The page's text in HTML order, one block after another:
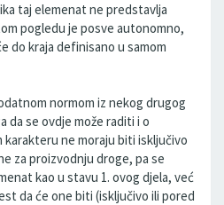
taj elemenat ne predstavlja
pogledu je posve autonomno,
do kraja definisano u samom
normom iz nekog drugog
se ovdje može raditi i o
karakteru ne moraju biti isključivo
za proizvodnju droge, pa se
kao u stavu 1. ovog djela, već
da će one biti (isključivo ili pored